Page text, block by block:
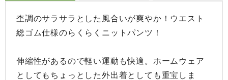
杢調のサラサラとした風合いが爽やか！ウエスト
総ゴム仕様のらくらくニットパンツ！
伸縮性があるので軽い運動も快適。ホームウェア
としてもちょっとした外出着としても重宝しま